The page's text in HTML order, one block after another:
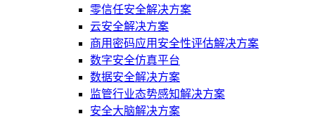
零信任安全解决方案
云安全解决方案
商用密码应用安全性评估解决方案
数字安全仿真平台
数据安全解决方案
监管行业态势感知解决方案
安全大脑解决方案